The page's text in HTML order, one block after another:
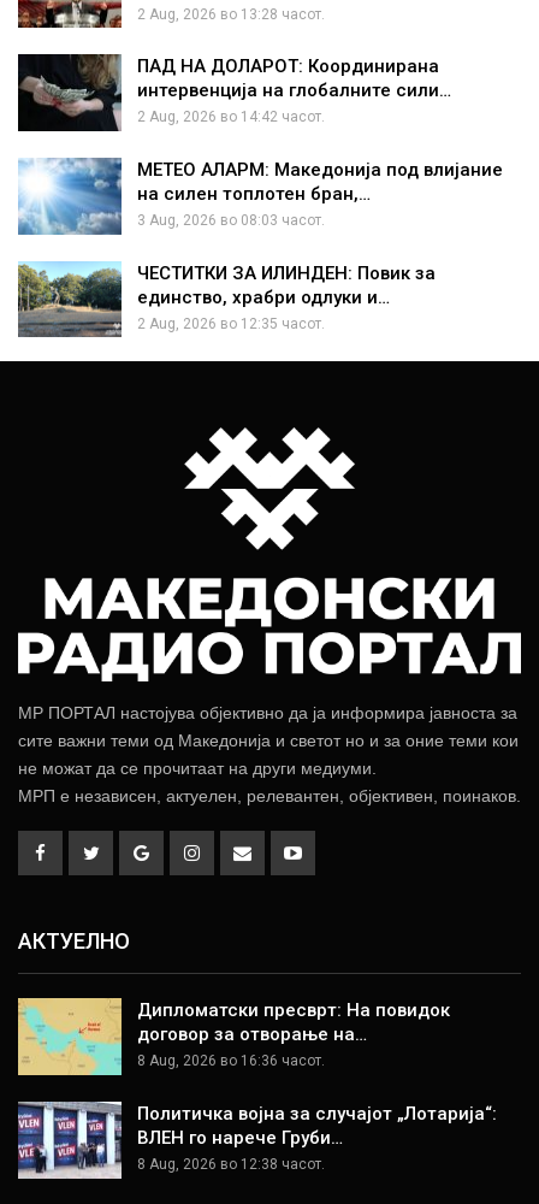
2 Aug, 2026 во 13:28 часот.
ПАД НА ДОЛАРОТ: Координирана
интервенција на глобалните сили…
2 Aug, 2026 во 14:42 часот.
МЕТЕО АЛАРМ: Македонија под влијание
на силен топлотен бран,…
3 Aug, 2026 во 08:03 часот.
ЧЕСТИТКИ ЗА ИЛИНДЕН: Повик за
единство, храбри одлуки и…
2 Aug, 2026 во 12:35 часот.
МР ПОРТАЛ настојува објективно да ја информира јавноста за
сите важни теми од Македонија и светот но и за оние теми кои
не можат да се прочитаат на други медиуми.
МРП е независен, актуелен, релевантен, објективен, поинаков.
АКТУЕЛНО
Дипломатски пресврт: На повидок
договор за отворање на…
8 Aug, 2026 во 16:36 часот.
Политичка војна за случајот „Лотарија“:
ВЛЕН го нарече Груби…
8 Aug, 2026 во 12:38 часот.